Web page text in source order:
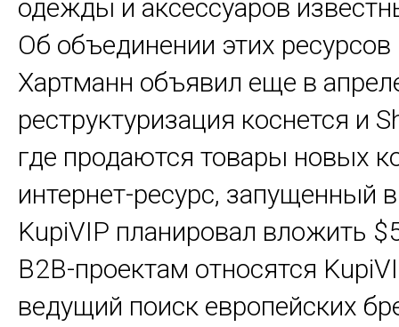
одежды и аксессуаров
Об объединении этих
Хартманн объявил еще в
реструктуризация коснется и
где продаются товары новых
интернет-ресурс, запущенный
KupiVIP планировал вложить
B2B-проектам относятся
ведущий поиск европейских